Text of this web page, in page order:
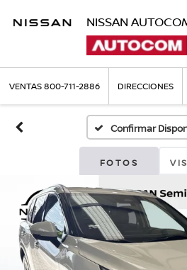
NISSAN
VENTAS800-711-2886 DIRECCIONES
Confirmar
FOTOS